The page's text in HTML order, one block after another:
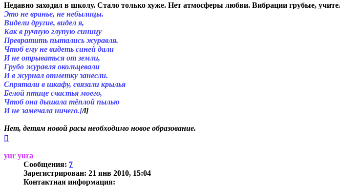
Недавно заходил в школу. Стало только хуже. Нет атмосферы любви. Вибрации грубые,
Это не вранье, не небылицы.
Видели другие, видел я,
Как в ручную глупую синицу
Превратить пытались журавля.
Чтоб ему не видеть синей дали
И не отрываться от земли,
Грубо журавля окольцевали
И в журнал отметку занесли.
Спрятали в шкафу, связали крылья
Белой птице счастья моего,
Чтоб она дышала тёплой пылью
И не замечала ничего.[/i]
Нет, детям новой расы необходимо новое образование.
началу
yur yura
Сообщения: 7
Зарегистрирован: 21 янв 2010, 15:04
Контактная информация: